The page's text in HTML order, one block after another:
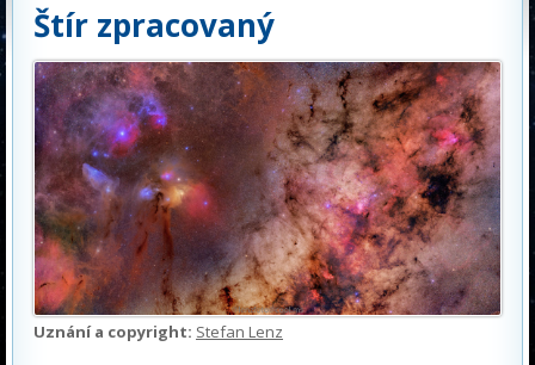
Štír zpracovaný
Uznání a copyright: Stefan Lenz